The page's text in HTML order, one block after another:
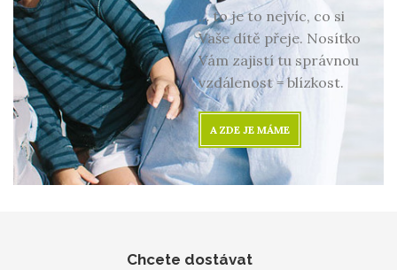
… to je to nejvíc, co si
Vaše dítě přeje. Nosítko
Vám zajistí tu správnou
vzdálenost = blízkost.
A ZDE JE MÁME
Chcete dostávat